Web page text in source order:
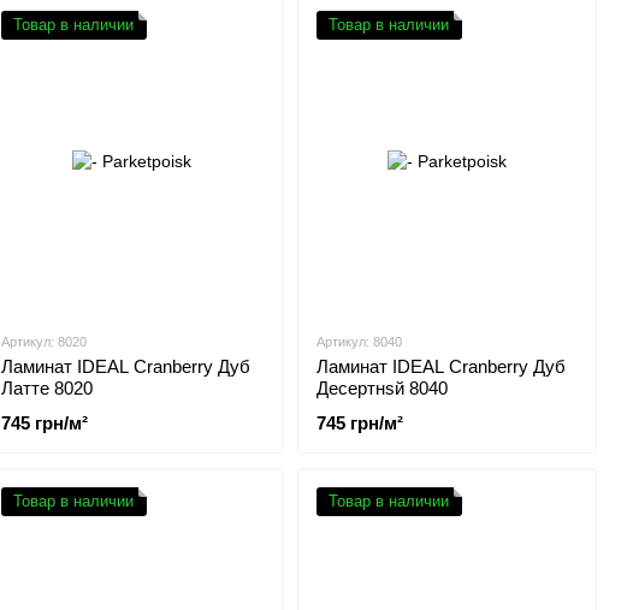
Товар в наличии
Артикул: 8020
Ламинат IDEAL Cranberry Дуб
Латте 8020
745 грн/м²
Товар в наличии
Артикул: 8040
Ламинат IDEAL Cranberry Дуб
Десертнsй 8040
745 грн/м²
Товар в наличии Товар в наличии